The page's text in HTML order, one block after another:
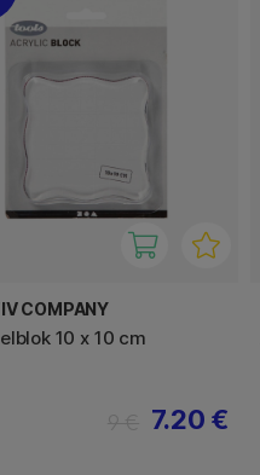
COMPANY
10 x 10 cm
7.20 €